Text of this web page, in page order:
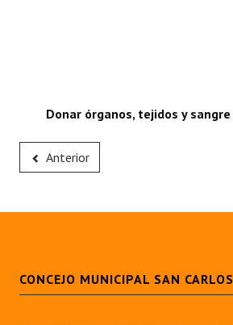
Donar órganos, tejidos y sangre
Anterior
CONCEJO MUNICIPAL SAN